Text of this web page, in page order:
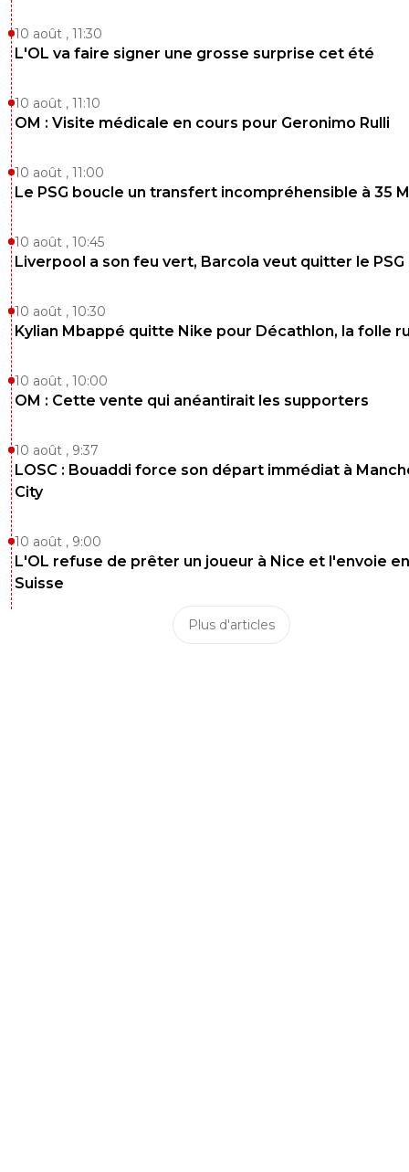
10 août , 11:30
L'OL va faire signer une grosse surprise cet été
10 août , 11:10
OM : Visite médicale en cours pour Geronimo Rulli
10 août , 11:00
Le PSG boucle un transfert incompréhensible à 35
10 août , 10:45
Liverpool a son feu vert, Barcola veut quitter le PSG
10 août , 10:30
Kylian Mbappé quitte Nike pour Décathlon, la folle
10 août , 10:00
OM : Cette vente qui anéantirait les supporters
10 août , 9:37
LOSC : Bouaddi force son départ immédiat à
City
10 août , 9:00
L'OL refuse de prêter un joueur à Nice et l'envoie en
Suisse
Plus d'articles